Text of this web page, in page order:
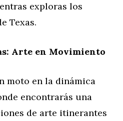
exploras los
Texas.
Arte en Movimiento
moto en la dinámica
encontrarás una
de arte itinerantes